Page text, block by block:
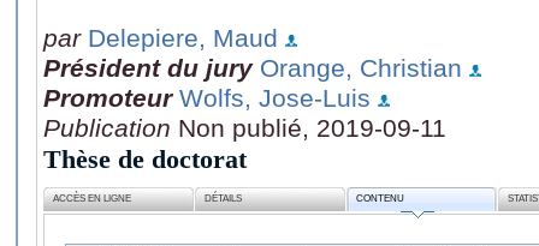
par Delepiere, Maud
Président du jury Orange, Christian
Promoteur Wolfs, Jose-Luis
Publication Non publié, 2019-09-11
Thèse de doctorat
ACCÈS EN LIGNE DÉTAILS CONTENU